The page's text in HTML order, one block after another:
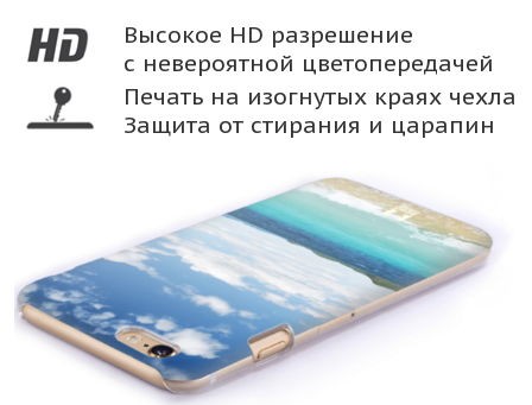
Высокое HD разрешение
с невероятной цветопередачей
Печать на изогнутых краях чехла
Защита от стирания и царапин